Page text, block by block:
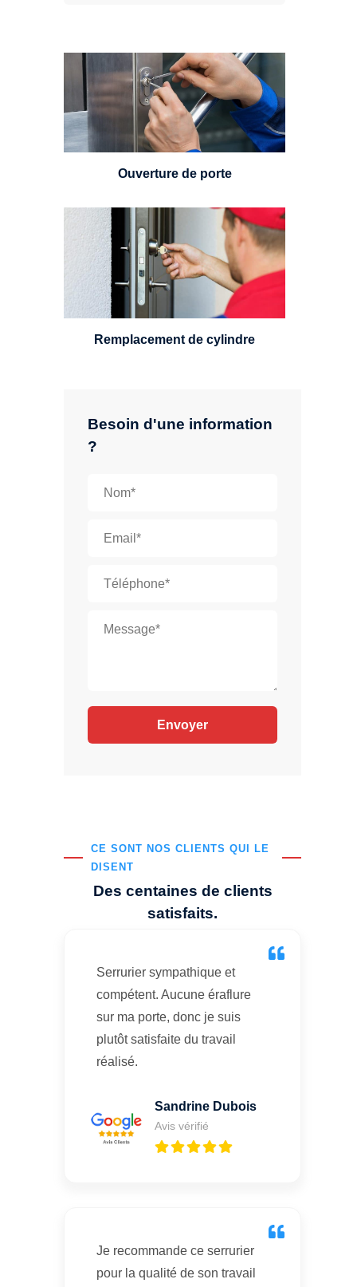
Besoin d'une information
?
CE SONT NOS CLIENTS QUI LE
DISENT
Des centaines de clients
satisfaits.
Serrurier sympathique et
compétent. Aucune éraflure
sur ma porte, donc je suis
plutôt satisfaite du travail
réalisé.
Sandrine Dubois
Avis vérifié
Je recommande ce serrurier
pour la qualité de son travail
Vous avez perdu vos clés ou la
porte s'est refermée derrière vous
? Un serrurier est disponible
24h/7.
Ouverture de porte
Un serrurier sera en mesure de
choisir et remplacer un cylindre
standard, à 5 leviers ou à 3
leviers, Mul-T-Lock ou encore
multipoints.
Remplacement de cylindre